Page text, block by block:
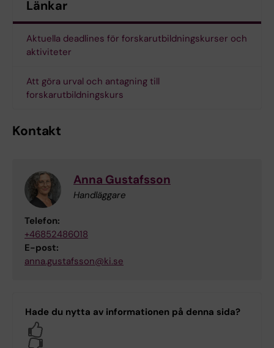
Länkar
Aktuella deadlines för forskarutbildningskurser och
aktiviteter
Att göra urval och antagning till
forskarutbildningskurs
Kontakt
Anna Gustafsson
Handläggare
Telefon:
+46852486018
E-post:
anna.gustafsson@ki.se
Hade du nytta av informationen på denna sida?